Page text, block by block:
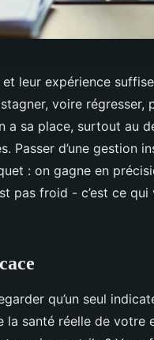
et leur expérience
voire régresser,
a sa place, surtout au
Passer d’une gestion
: on gagne en
pas froid - c’est ce qui
qu’un seul
la santé réelle de votre